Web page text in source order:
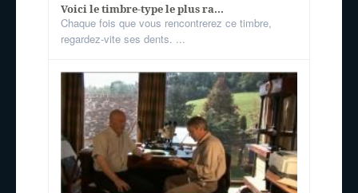
Voici le timbre-type le plus ra...
Chaque fois que vous rencontrerez ce timbre,
regardez-vite ses dents. ...